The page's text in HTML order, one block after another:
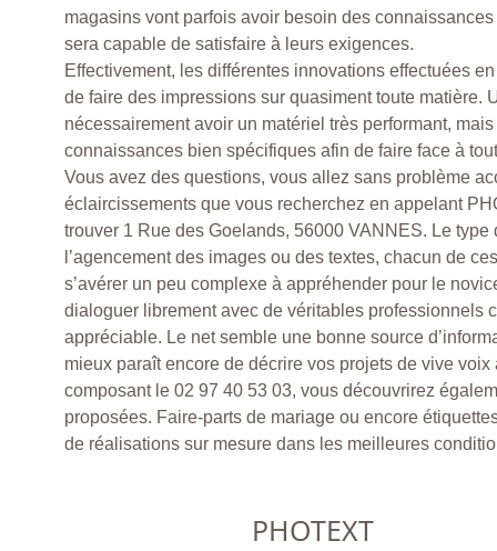
magasins vont parfois avoir besoin des
sera capable de satisfaire à leurs exigences.
Effectivement, les différentes innovations effectuées
de faire des impressions sur quasiment toute matière.
nécessairement avoir un matériel très performant,
connaissances bien spécifiques afin de faire face à
Vous avez des questions, vous allez sans problème
éclaircissements que vous recherchez en appelant
trouver 1 Rue des Goelands, 56000 VANNES. Le type
l’agencement des images ou des textes, chacun de
s’avérer un peu complexe à appréhender pour le
dialoguer librement avec de véritables professionnels
appréciable. Le net semble une bonne source
mieux paraît encore de décrire vos projets de vive voix
composant le 02 97 40 53 03, vous découvrirez
proposées. Faire-parts de mariage ou encore
de réalisations sur mesure dans les meilleures
PHOTEXT